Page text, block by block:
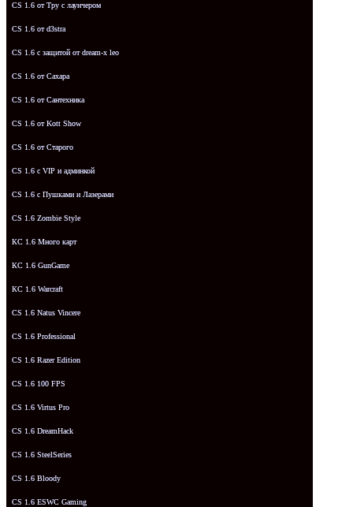
CS 1.6 от Tpy с лаунчером
CS 1.6 от d3stra
CS 1.6 с защитой от dream-x leo
CS 1.6 от Сахара
CS 1.6 от Сантехника
CS 1.6 от Kott Show
CS 1.6 от Старого
CS 1.6 с VIP и админкой
CS 1.6 с Пушками и Лазерами
CS 1.6 Zombie Style
КС 1.6 Много карт
КС 1.6 GunGame
КС 1.6 Warcraft
CS 1.6 Natus Vincere
CS 1.6 Professional
CS 1.6 Razer Edition
CS 1.6 100 FPS
CS 1.6 Virtus Pro
CS 1.6 DreamHack
CS 1.6 SteelSeries
CS 1.6 Bloody
CS 1.6 ESWC Gaming